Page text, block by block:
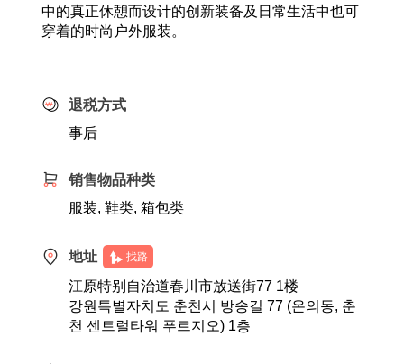
中的真正休憩而设计的创新装备及日常生活中也可
穿着的时尚户外服装。
退税方式
事后
销售物品种类
服装, 鞋类, 箱包类
地址 找路
江原特别自治道春川市放送街77 1楼
강원특별자치도 춘천시 방송길 77 (온의동, 춘
천 센트럴타워 푸르지오) 1층